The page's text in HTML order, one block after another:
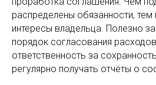
распределены обязанности,
интересы владельца. Полезно
порядок согласования
ответственность за
регулярно получать отчёты о